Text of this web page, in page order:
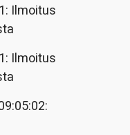
Ilmoitus
Ilmoitus